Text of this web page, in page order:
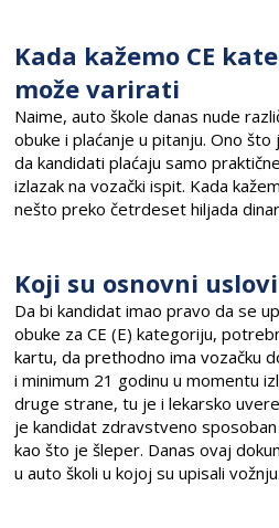
Kada kažemo CE
može varirati
Naime, auto škole danas nude
obuke i plaćanje u pitanju. Ono
da kandidati plaćaju samo
izlazak na vozački ispit. Kada
nešto preko četrdeset hiljada
Koji su osnovni
Da bi kandidat imao pravo da se
obuke za CE (E) kategoriju,
kartu, da prethodno ima vozačku
i minimum 21 godinu u momentu
druge strane, tu je i lekarsko
je kandidat zdravstveno
kao što je šleper. Danas ovaj
u auto školi u kojoj su upisali vožnju.